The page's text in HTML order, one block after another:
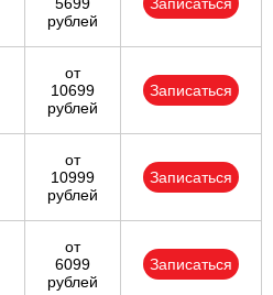
5699
рублей
Записаться
от
10699
рублей
Записаться
от
10999
рублей
Записаться
от
6099
рублей
Записаться